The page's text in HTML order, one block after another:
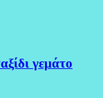
γεμάτο